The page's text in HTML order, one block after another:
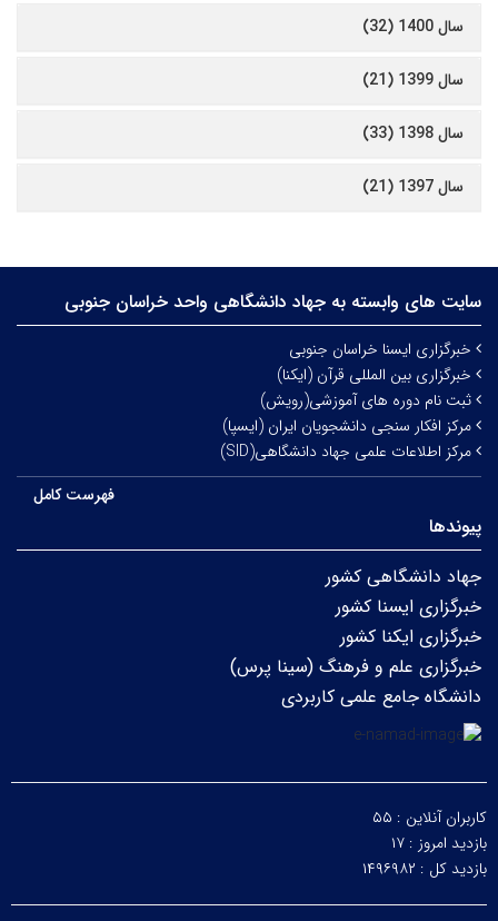
سال 1400 (32)
سال 1399 (21)
سال 1398 (33)
سال 1397 (21)
سایت های وابسته به جهاد دانشگاهی واحد خراسان جنوبی
خبرگزاری ایسنا خراسان جنوبی
خبرگزاری بین المللی قرآن (ایکنا)
ثبت نام دوره های آموزشی(رویش)
مرکز افکار سنجی دانشجویان ایران (ایسپا)
مرکز اطلاعات علمی جهاد دانشگاهی(SID)
فهرست کامل
پیوندها
جهاد دانشگاهی کشور
خبرگزاری ایسنا کشور
خبرگزاری ایکنا کشور
خبرگزاری علم و فرهنگ (سینا پرس)
دانشگاه جامع علمی کاربردی
کاربران آنلاین : ۵۵
بازدید امروز : ۱۷
بازدید کل : ۱۴۹۶۹۸۲